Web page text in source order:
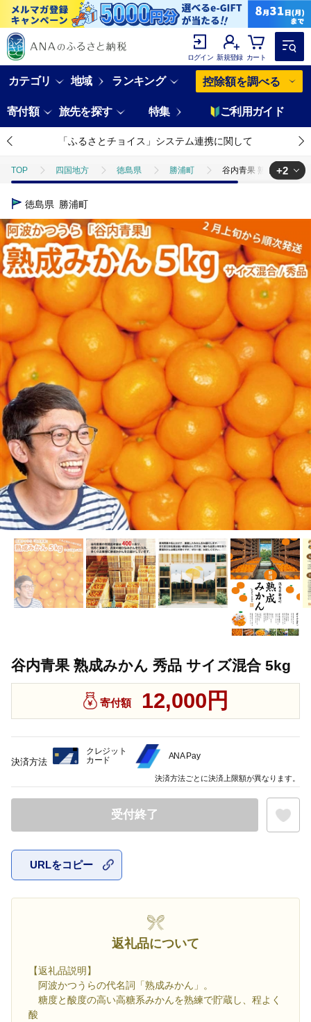
ログイン 新規登録 カート
カテゴリ 地域 ランキング 控除額を調べる
寄付額 旅先を探す 特集 ご利用ガイド
「ふるさとチョイス」システム連携に関して
TOP 四国地方 徳島県 勝浦町 谷内青果 熟成みかん
TOP
TOP フルーツ みかん・かんきつ類 谷内青果 熟成みかん 秀
+2
徳島県 勝浦町
谷内青果 熟成みかん 秀品 サイズ混合 5kg
寄付額 12,000円
受付終了
URLをコピー
返礼品について
【返礼品説明】
阿波かつうらの代名詞「熟成みかん」。
糖度と酸度の高い高糖系みかんを熟練で貯蔵し、程よく
酸
決済方法
クレジット
カード
ANA Pay
決済方法ごとに決済上限額が異なります。